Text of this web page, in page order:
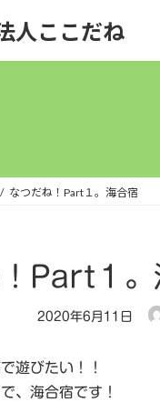
人ここだね
なつだね！Part１。海合宿
Part１。
最
新
日
2020年6月11日
遊びたい！！
、海合宿です！